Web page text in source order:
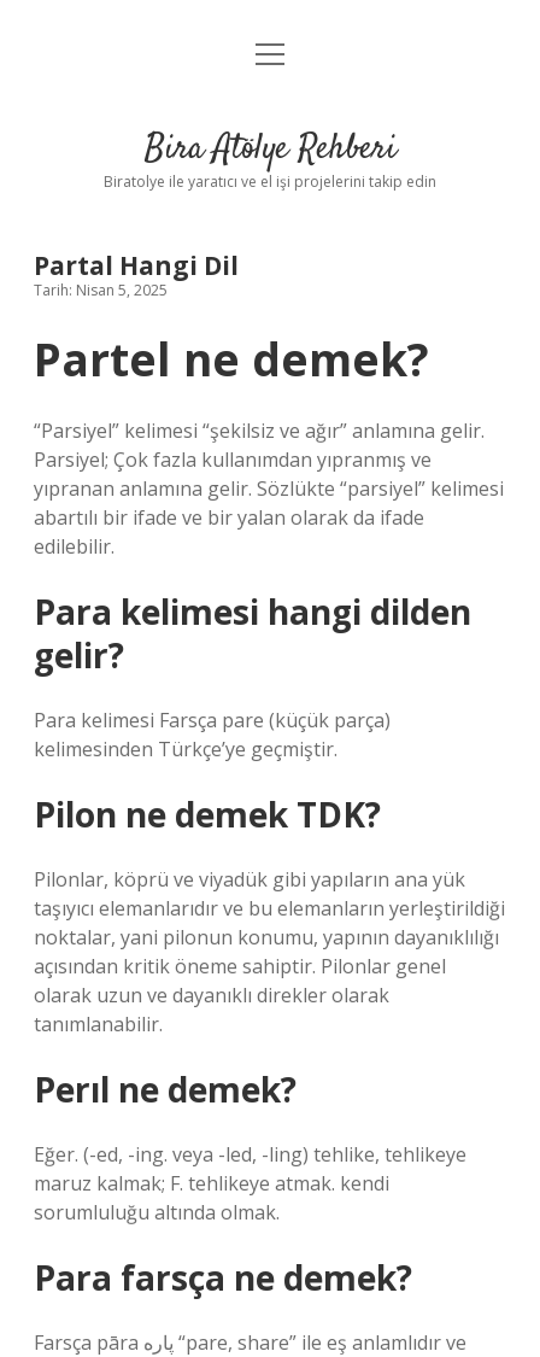
Anasayfa
Yasal Uyarı
menüyü
Bira Atölye Rehberi
Biratolye ile yaratıcı ve el işi projelerini takip edin
Partal Hangi Dil
Tarih: Nisan 5, 2025
Partel ne demek?
“Parsiyel” kelimesi “şekilsiz ve ağır” anlamına gelir.
Parsiyel; Çok fazla kullanımdan yıpranmış ve
yıpranan anlamına gelir. Sözlükte “parsiyel” kelimesi
abartılı bir ifade ve bir yalan olarak da ifade
edilebilir.
Para kelimesi hangi dilden
gelir?
Para kelimesi Farsça pare (küçük parça)
kelimesinden Türkçe’ye geçmiştir.
Pilon ne demek TDK?
Pilonlar, köprü ve viyadük gibi yapıların ana yük
taşıyıcı elemanlarıdır ve bu elemanların yerleştirildiği
noktalar, yani pilonun konumu, yapının dayanıklılığı
açısından kritik öneme sahiptir. Pilonlar genel
olarak uzun ve dayanıklı direkler olarak
tanımlanabilir.
Perıl ne demek?
Eğer. (-ed, -ing. veya -led, -ling) tehlike, tehlikeye
maruz kalmak; F. tehlikeye atmak. kendi
sorumluluğu altında olmak.
Para farsça ne demek?
Farsça pāra پاره “pare, share” ile eş anlamlıdır ve